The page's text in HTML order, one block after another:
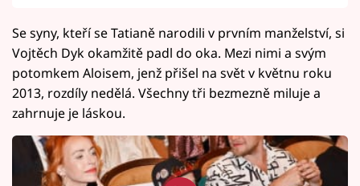
Se syny, kteří se Tatianě narodili v prvním manželství, si
Vojtěch Dyk okamžitě padl do oka. Mezi nimi a svým
potomkem Aloisem, jenž přišel na svět v květnu roku
2013, rozdíly nedělá. Všechny tři bezmezně miluje a
zahrnuje je láskou.